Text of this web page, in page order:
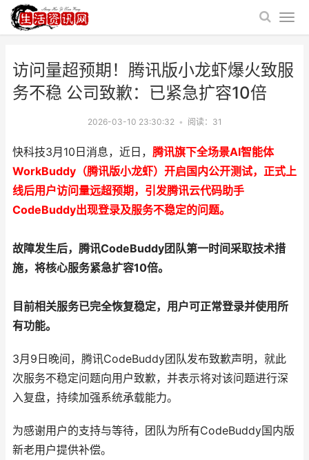
访问量超预期！腾讯版小龙虾爆火致服
务不稳 公司致歉：已紧急扩容10倍
2026-03-10 23:30:32 • 阅读： 31
快科技3月10日消息，近日， 腾讯旗下全场景AI智能体
WorkBuddy（腾讯版小龙虾）开启国内公开测试，正式上
线后用户访问量远超预期，引发腾讯云代码助手
CodeBuddy出现登录及服务不稳定的问题。
故障发生后，腾讯CodeBuddy团队第一时间采取技术措
施，将核心服务紧急扩容10倍。
目前相关服务已完全恢复稳定，用户可正常登录并使用所
有功能。
3月9日晚间，腾讯CodeBuddy团队发布致歉声明，就此
次服务不稳定问题向用户致歉，并表示将对该问题进行深
入复盘，持续加强系统承载能力。
为感谢用户的支持与等待，团队为所有CodeBuddy国内版
新老用户提供补偿。